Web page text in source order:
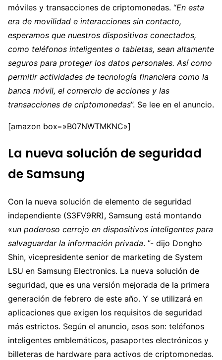
móviles y transacciones de criptomonedas. “En esta
era de movilidad e interacciones sin contacto,
esperamos que nuestros dispositivos conectados,
como teléfonos inteligentes o tabletas, sean altamente
seguros para proteger los datos personales. Así como
permitir actividades de tecnología financiera como la
banca móvil, el comercio de acciones y las
transacciones de criptomonedas”. Se lee en el anuncio.
[amazon box=»B07NWTMKNC»]
La nueva solución de seguridad
de Samsung
Con la nueva solución de elemento de seguridad
independiente (S3FV9RR), Samsung está montando
«un poderoso cerrojo en dispositivos inteligentes para
salvaguardar la información privada. ”- dijo Dongho
Shin, vicepresidente senior de marketing de System
LSU en Samsung Electronics. La nueva solución de
seguridad, que es una versión mejorada de la primera
generación de febrero de este año. Y se utilizará en
aplicaciones que exigen los requisitos de seguridad
más estrictos. Según el anuncio, esos son: teléfonos
inteligentes emblemáticos, pasaportes electrónicos y
billeteras de hardware para activos de criptomonedas.